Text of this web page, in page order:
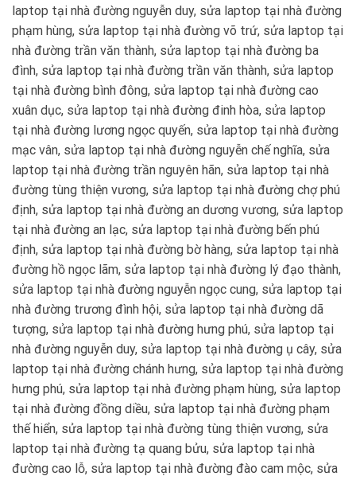
laptop tại nhà đường nguyễn duy, sửa laptop tại nhà đường
phạm hùng, sửa laptop tại nhà đường võ trứ, sửa laptop tại
nhà đường trần văn thành, sửa laptop tại nhà đường ba
đình, sửa laptop tại nhà đường trần văn thành, sửa laptop
tại nhà đường bình đông, sửa laptop tại nhà đường cao
xuân dục, sửa laptop tại nhà đường đinh hòa, sửa laptop
tại nhà đường lương ngọc quyến, sửa laptop tại nhà đường
mạc vân, sửa laptop tại nhà đường nguyễn chế nghĩa, sửa
laptop tại nhà đường trần nguyên hãn, sửa laptop tại nhà
đường tùng thiện vương, sửa laptop tại nhà đường chợ phú
định, sửa laptop tại nhà đường an dương vương, sửa laptop
tại nhà đường an lạc, sửa laptop tại nhà đường bến phú
định, sửa laptop tại nhà đường bờ hàng, sửa laptop tại nhà
đường hồ ngọc lãm, sửa laptop tại nhà đường lý đạo thành,
sửa laptop tại nhà đường nguyễn ngọc cung, sửa laptop tại
nhà đường trương đình hội, sửa laptop tại nhà đường dã
tượng, sửa laptop tại nhà đường hưng phú, sửa laptop tại
nhà đường nguyễn duy, sửa laptop tại nhà đường ụ cây, sửa
laptop tại nhà đường chánh hưng, sửa laptop tại nhà đường
hưng phú, sửa laptop tại nhà đường phạm hùng, sửa laptop
tại nhà đường đồng diều, sửa laptop tại nhà đường phạm
thế hiển, sửa laptop tại nhà đường tùng thiện vương, sửa
laptop tại nhà đường tạ quang bửu, sửa laptop tại nhà
đường cao lỗ, sửa laptop tại nhà đường đào cam mộc, sửa